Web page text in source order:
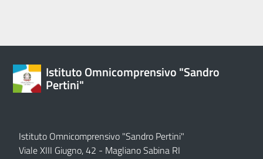
Istituto Omnicomprensivo "Sandro
Pertini"
Istituto Omnicomprensivo "Sandro Pertini"
Viale XIII Giugno, 42 - Magliano Sabina RI